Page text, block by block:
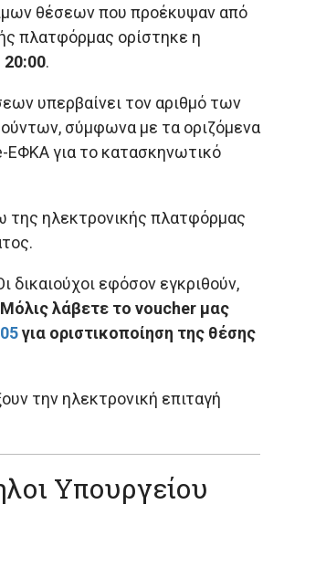
θέσεων που προέκυψαν από
πλατφόρμας ορίστηκε η
20:00.
υπερβαίνει τον αριθμό των
σύμφωνα με τα οριζόμενα
ΕΦΚΑ για το κατασκηνωτικό
της ηλεκτρονικής πλατφόρμας
δικαιούχοι εφόσον εγκριθούν,
Μόλις λάβετε το voucher μας
για οριστικοποίηση της θέσης
την ηλεκτρονική επιταγή
Υπουργείου